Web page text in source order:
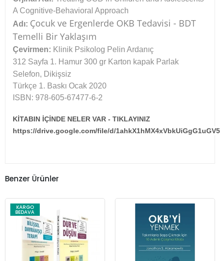
A Cognitive-Behavioral Approach
Adı: Çocuk ve Ergenlerde OKB Tedavisi - BDT
Temelli Bir Yaklaşım
Çevirmen: Klinik Psikolog Pelin Ardanıç
312 Sayfa 1. Hamur 300 gr Karton kapak Parlak
Selefon, Dikişsiz
Türkçe 1. Baskı Ocak 2020
ISBN: 978-605-67477-6-2
KİTABIN İÇİNDE NELER VAR - TIKLAYINIZ
https://drive.google.com/file/d/
Benzer Ürünler
KARGO
BEDAVA